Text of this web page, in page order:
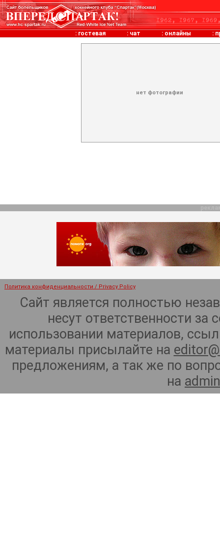
: гостевая : чат : онлайны :
нет фотографии
Политика конфиденциальности / Privacy Policy
Сайт является полностью
несут ответственности
использовании материалов,
материалы присылайте на
предложениям, а так же по
на